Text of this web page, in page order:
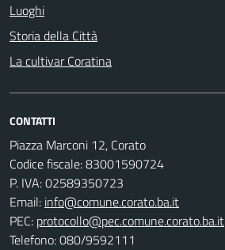
Luoghi
Storia della Città
La cultivar Coratina
CONTATTI
Piazza Marconi 12, Corato
Codice fiscale: 83001590724
P. IVA: 02589350723
Email: info@comune.corato.ba.it
PEC: protocollo@pec.comune.corato.ba.it
Telefono: 080/9592111